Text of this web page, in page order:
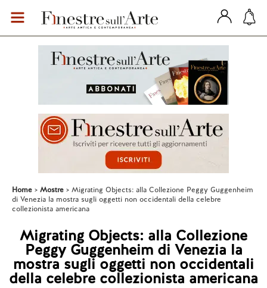
Home Mostre
Migrating Objects: alla Collezione Peggy Guggenheim
di Venezia la mostra sugli oggetti non occidentali della celebre
collezionista americana
Migrating Objects: alla Collezione
Peggy Guggenheim di Venezia la
mostra sugli oggetti non occidentali
della celebre collezionista americana